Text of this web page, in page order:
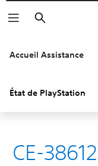
Rechercher
Accueil Assistance
État de PlayStation
CE-